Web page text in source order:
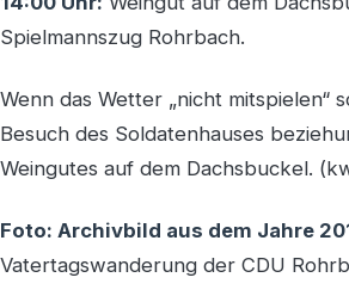
Spielmannszug Rohrbach.
Wenn das Wetter „nicht mitspielen“
Besuch des Soldatenhauses
Weingutes auf dem Dachsbuckel.
Foto: Archivbild aus dem Jahre
Vatertagswanderung der CDU